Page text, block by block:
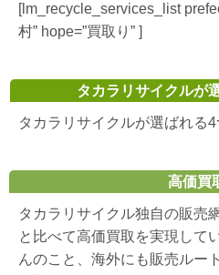
[lm_recycle_services_list
村” hope=”買取り” ]
タカラリサイクルが
タカラリサイクルが選ばれる4
高価買
タカラリサイクル独自の販売
と比べて高価買取を実現して
んのこと、海外にも販売ルー